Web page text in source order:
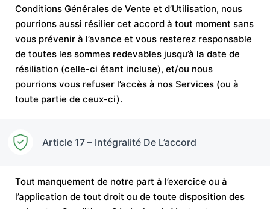
Conditions Générales de Vente et d’Utilisation, nous
pourrions aussi résilier cet accord à tout moment sans
vous prévenir à l’avance et vous resterez responsable
de toutes les sommes redevables jusqu’à la date de
résiliation (celle-ci étant incluse), et/ou nous
pourrions vous refuser l’accès à nos Services (ou à
toute partie de ceux-ci).
Article 17 – Intégralité De L’accord
Tout manquement de notre part à l’exercice ou à
l’application de tout droit ou de toute disposition des